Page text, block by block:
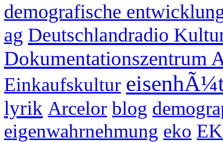
demografische
ag Deutschlandradio
Dokumentationszentrum
Einkaufskultur
lyrik Arcelor blog
eigenwahrnehmung eko